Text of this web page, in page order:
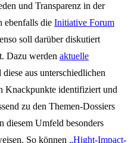
und Transparenz in der
ebenfalls die Initiative Forum
soll darüber diskutiert
Dazu werden aktuelle
aus unterschiedlichen
Knackpunkte identifiziert und
zu den Themen-Dossiers
diesem Umfeld besonders
So können „Hight-Impact-